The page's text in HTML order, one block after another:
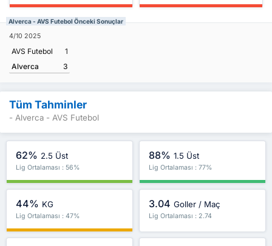
Alverca - AVS Futebol Önceki Sonuçlar
4/10 2025
AVS Futebol
1
Alverca
3
Tüm Tahminler
- Alverca - AVS Futebol
62% 2.5 Üst
Lig Ortalaması : 56%
88% 1.5 Üst
Lig Ortalaması : 77%
44% KG
Lig Ortalaması : 47%
3.04 Goller / Maç
Lig Ortalaması : 2.74